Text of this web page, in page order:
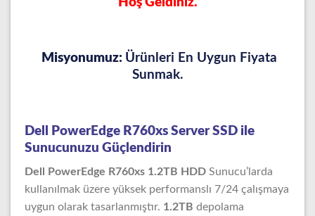
Misyonumuz: Ürünleri En Uygun Fiyata
Sunmak.
Dell PowerEdge R760xs Server SSD ile
Sunucunuzu Güçlendirin
Dell PowerEdge R760xs 1.2TB HDD Sunucu’larda
kullanılmak üzere yüksek performanslı 7/24 çalışmaya
uygun olarak tasarlanmıştır. 1.2TB depolama